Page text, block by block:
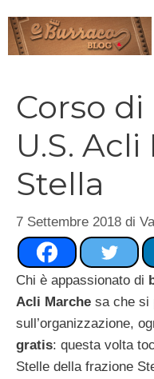
contenuto
Corso
U.S.
Stella
7 Settembre 2018 di
Chi è appassionato di
Acli Marche sa che si
sull’organizzazione,
gratis: questa volta
Stelle della frazione